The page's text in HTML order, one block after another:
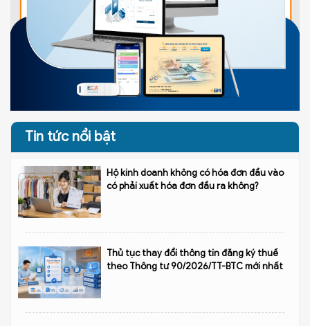
Tin tức nổi bật
Hộ kinh doanh không có hóa đơn đầu vào
có phải xuất hóa đơn đầu ra không?
Thủ tục thay đổi thông tin đăng ký thuế
theo Thông tư 90/2026/TT-BTC mới nhất